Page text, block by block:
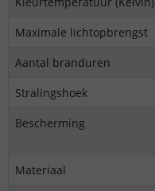
Maximale lichtopbrengst
Aantal branduren
Stralingshoek
Bescherming
Materiaal